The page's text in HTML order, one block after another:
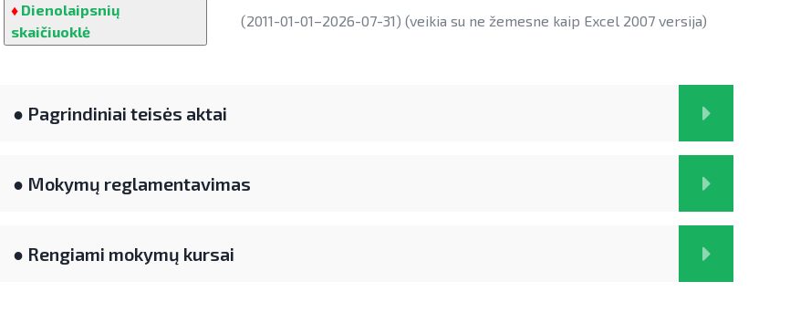
♦ Dienolaipsnių
skaičiuoklė
(2011-01-01–2026-07-31) (veikia su ne žemesne kaip Excel 2007 versija)
● Pagrindiniai teisės aktai
● Mokymų reglamentavimas
● Rengiami mokymų kursai